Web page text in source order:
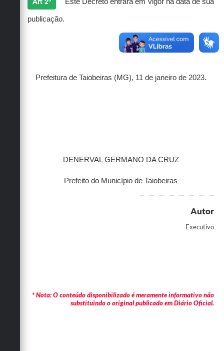
Art 2º Este Decreto entrará em vigor na data de sua
publicação.
Prefeitura de Taiobeiras (MG), 11 de janeiro de 2023.
DENERVAL GERMANO DA CRUZ
Prefeito do Município de Taiobeiras
Autor
Executivo
* Nota: O conteúdo disponibilizado é meramente informativo não
substituindo o original publicado em Diário Oficial.